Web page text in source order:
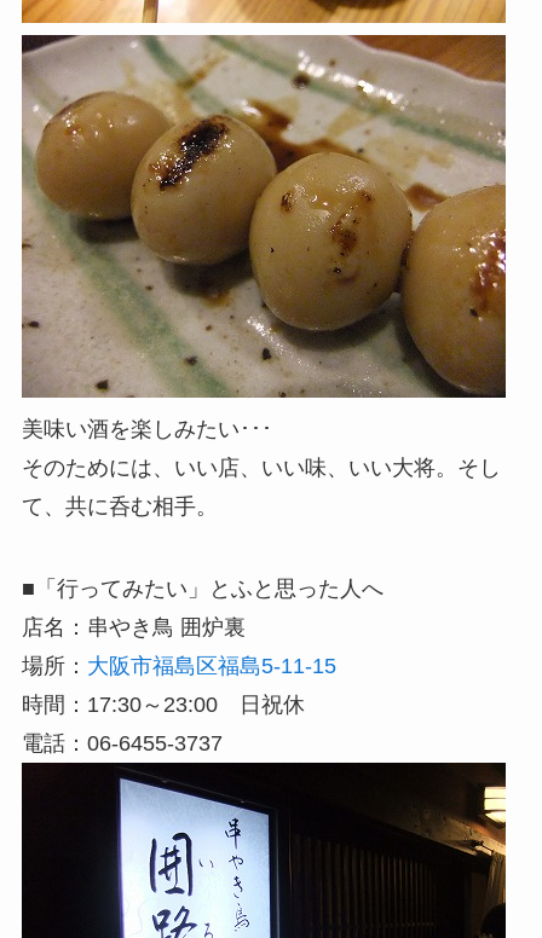
美味い酒を楽しみたい･･･
そのためには、いい店、いい味、いい大将。そし
て、共に呑む相手。
■「行ってみたい」とふと思った人へ
店名：串やき鳥 囲炉裏
場所： 大阪市福島区福島5-11-15
時間：17:30～23:00 日祝休
電話：06-6455-3737